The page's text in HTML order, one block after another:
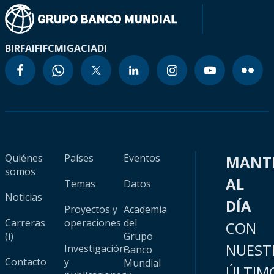
BIRFAIFIFCMIGACIADI
Quiénes
somos
Noticias
Carreras
(i)
Contacto
Países
Temas
Proyectos y
operaciones
Investigación
y
Eventos
Datos
Academia
del
Grupo
Banco
Mundial
AL
DÍA
CON